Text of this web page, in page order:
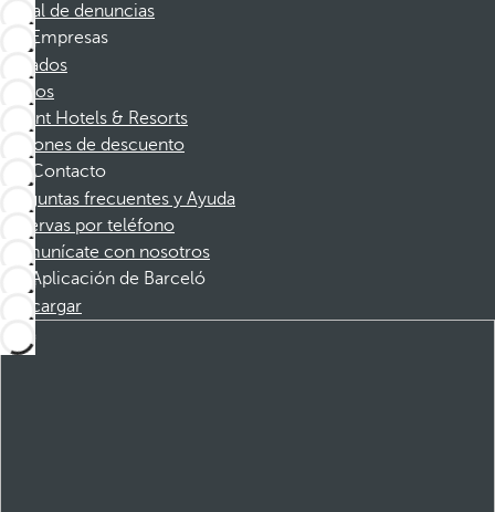
Canal de denuncias
Empresas
Afiliados
Socios
Dorint Hotels & Resorts
Cupones de descuento
Contacto
Preguntas frecuentes y Ayuda
Reservas por teléfono
Comunícate con nosotros
Aplicación de Barceló
Descargar